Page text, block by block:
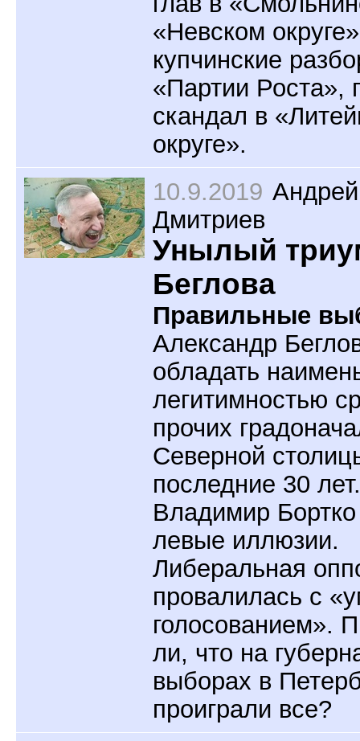
«Невском
купчинские
«Партии Роста»,
скандал в
округе».
10.9.2019 Андрей
Дмитриев
Унылый
Беглова
Правильные
Александр
обладать
легитимностью
прочих
Северной
последние 30 лет.
Владимир
левые иллюзии.
Либеральная
провалилась с
голосованием».
ли, что на
выборах в
проиграли все?